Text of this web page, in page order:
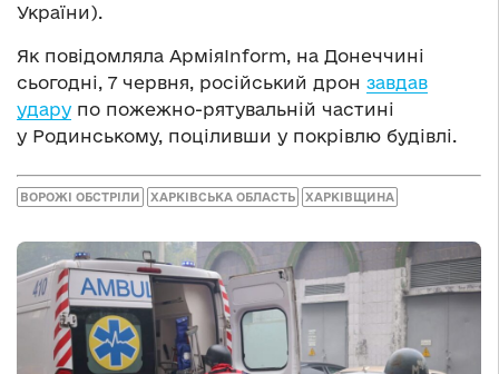
України).
Як повідомляла АрміяInform, на Донеччині
сьогодні, 7 червня, російський дрон завдав
удару по пожежно-рятувальній частині
у Родинському, поціливши у покрівлю будівлі.
ВОРОЖІ ОБСТРІЛИ ХАРКІВСЬКА ОБЛАСТЬ ХАРКІВЩИНА